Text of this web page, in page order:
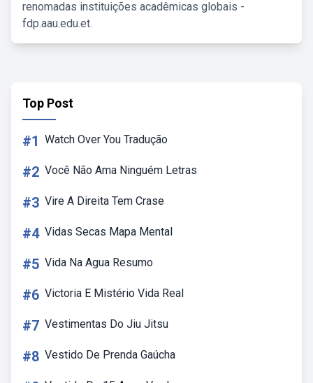
renomadas instituições acadêmicas globais -
fdp.aau.edu.et.
Top Post
#1 Watch Over You Tradução
#2 Você Não Ama Ninguém Letras
#3 Vire A Direita Tem Crase
#4 Vidas Secas Mapa Mental
#5 Vida Na Agua Resumo
#6 Victoria E Mistério Vida Real
#7 Vestimentas Do Jiu Jitsu
#8 Vestido De Prenda Gaúcha